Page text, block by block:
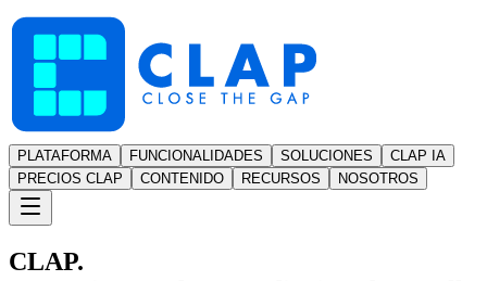
PLATAFORMA FUNCIONALIDADES SOLUCIONES
CLAP IA
PRECIOS CLAP
CONTENIDO RECURSOS NOSOTROS
CLAP.